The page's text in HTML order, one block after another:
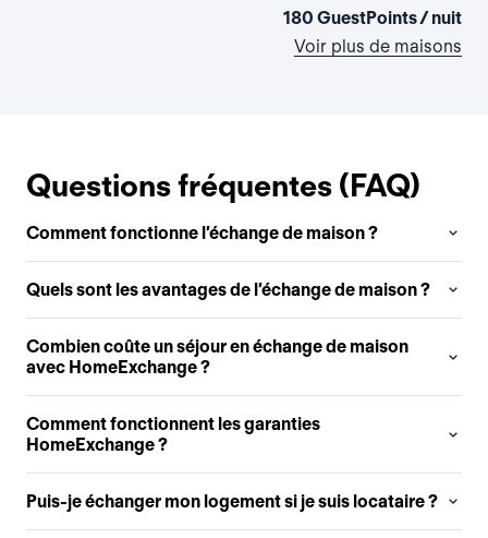
180 GuestPoints / nuit
Voir plus de maisons
Questions fréquentes (FAQ)
Comment fonctionne l’échange de maison ?
Quels sont les avantages de l’échange de maison ?
Combien coûte un séjour en échange de maison
avec HomeExchange ?
Comment fonctionnent les garanties
HomeExchange ?
Puis-je échanger mon logement si je suis locataire ?